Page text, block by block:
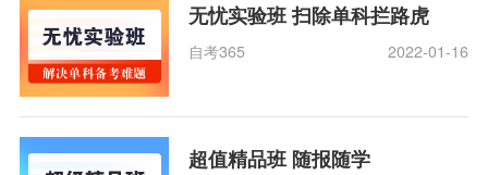
无忧实验班 扫除单科拦路虎
自考365 2022-01-16
超值精品班 随报随学